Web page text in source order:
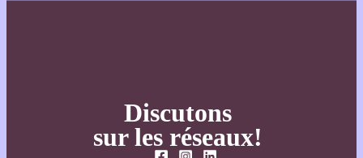
Discutons
sur les réseaux!